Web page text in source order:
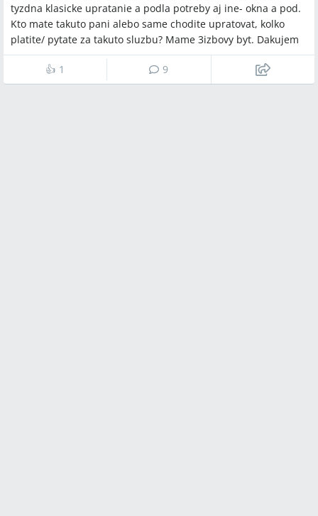
tyzdna klasicke upratanie a podla potreby aj ine- okna a pod.
Kto mate takuto pani alebo same chodite upratovat, kolko
platite/ pytate za takuto sluzbu? Mame 3izbovy byt. Dakujem
👍 1 9